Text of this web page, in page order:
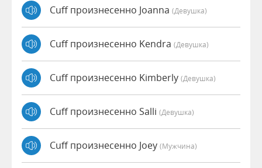
Cuff произнесенно Joanna (девушка)
Cuff произнесенно Kendra (девушка)
Cuff произнесенно Kimberly (девушка)
Cuff произнесенно Salli (девушка)
Cuff произнесенно Joey (мужчина)